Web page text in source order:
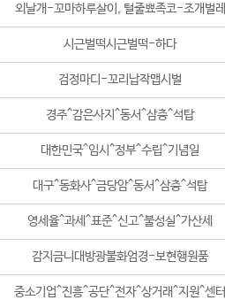
외날개-꼬마하루살이, 털줄뾰족코-조개벌레
시근벌떡시근벌떡-하다
검정마디-꼬리납작맵시벌
경주^감은사지^동서^삼층^석탑
대한민국^임시^정부^수립^기념일
대구^동화사^금당암^동서^삼층^석탑
영세율^과세^표준^신고^불성실^가산세
감지금니대방광불화엄경-보현행원품
중소기업^진흥^공단^전자^상거래^지원^센터